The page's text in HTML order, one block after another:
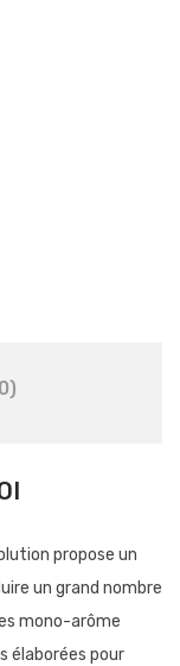
propose un
un grand nombre
mono-arôme
élaborées pour